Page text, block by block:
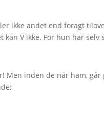
ikke andet end foragt
V ikke. For hun har selv
Men inden de når ham, går